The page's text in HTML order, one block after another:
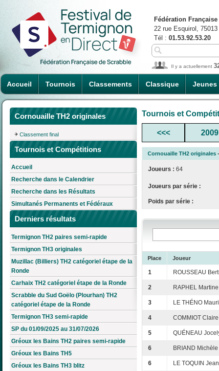
Accueil Tournois Classements Classique Jeunes
Fédération
22 rue Esquirol,
Tél : 01.53.92.53.20
Il y a actuellement
Cornouaille TH2 originales
Classement final
Tournois et Compétitions
Accueil
Recherche dans le Calendrier
Recherche dans les Résultats
Simultanés Permanents et Fédéraux
Derniers résultats
Termignon TH2 paires semi-rapide
Termignon TH3 originales
Muzillac (Billiers) TH2 catégoriel étape de la
Ronde
Carhaix TH2 catégoriel étape de la Ronde
Scrabble du Sud Goëlo (Plourhan) TH2
catégoriel étape de la Ronde
Termignon TH3 semi-rapide
SP du 01/09/2025 au 31/07/2026
Gréoux les Bains TH2 paires semi-rapide
Gréoux les Bains TH5
Gréoux les Bains TH3 blitz
Tournois et
<<< 2009
Cornouaille TH2 originales
Joueurs : 64
Joueurs par série :
Poids par série :
Place Joueur
1 ROUSSEAU
2 RAPHEL Martine
3 LE THÉNO
4 COMMIOT Claire
5 QUÉNEAU
6 BRIAND Michèle
6 LE TOQUIN